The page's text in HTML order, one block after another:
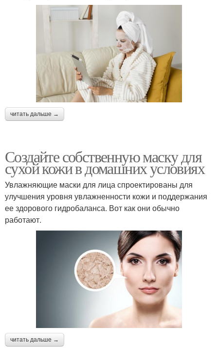
читать дальше →
Создайте собственную маску для
сухой кожи в домашних условиях
Увлажняющие маски для лица спроектированы для
улучшения уровня увлажненности кожи и поддержания
ее здорового гидробаланса. Вот как они обычно
работают.
читать дальше →